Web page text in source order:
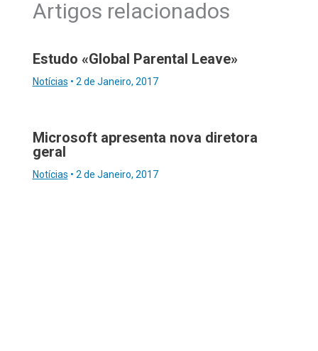
Artigos relacionados
Estudo «Global Parental Leave»
Notícias • 2 de Janeiro, 2017
Microsoft apresenta nova diretora
geral
Notícias • 2 de Janeiro, 2017